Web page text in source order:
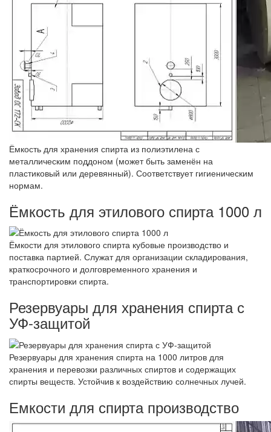
Ёмкость для хранения спирта из полиэтилена с
металлическим поддоном (может быть заменён на
пластиковый или деревянный). Соответствует гигиеническим
нормам.
Ёмкость для этилового спирта 1000 л
Ёмкости для этилового спирта кубовые производство и
поставка партией. Служат для организации складирования,
краткосрочного и долговременного хранения и
транспортировки спирта.
Резервуары для хранения спирта с
УФ-защитой
Резервуары для хранения спирта на 1000 литров для
хранения и перевозки различных спиртов и содержащих
спирты веществ. Устойчив к воздействию солнечных лучей.
Емкости для спирта производство